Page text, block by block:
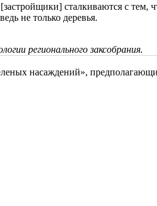
сталкиваются с тем,
не только деревья.
регионального заксобрания.
насаждений»,